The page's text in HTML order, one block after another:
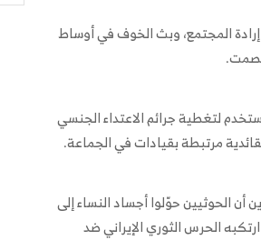
المجتمع، وبث الخوف في أوساط
لتغطية جرائم الاعتداء الجنسي
مرتبطة بقيادات في الجماعة.
الحوثيين حوّلوا أجساد النساء إلى
الحرس الثوري الإيراني ضد